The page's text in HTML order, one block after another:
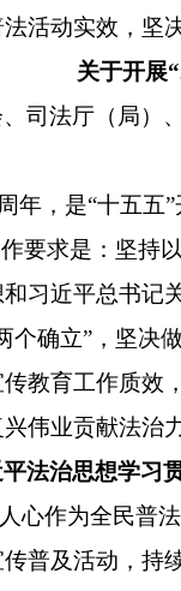
活动实效，坚
关于开展
司法厅（局）
年，是“十五五
作要求是：坚
习近平总书记
个确立”，坚决
教育工作质
伟业贡献法治
法治思想学习
心作为全民普
普及活动，持